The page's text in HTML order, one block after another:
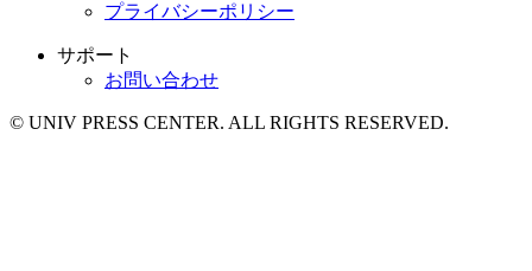
プライバシーポリシー
サポート
お問い合わせ
© UNIV PRESS CENTER. ALL RIGHTS RESERVED.